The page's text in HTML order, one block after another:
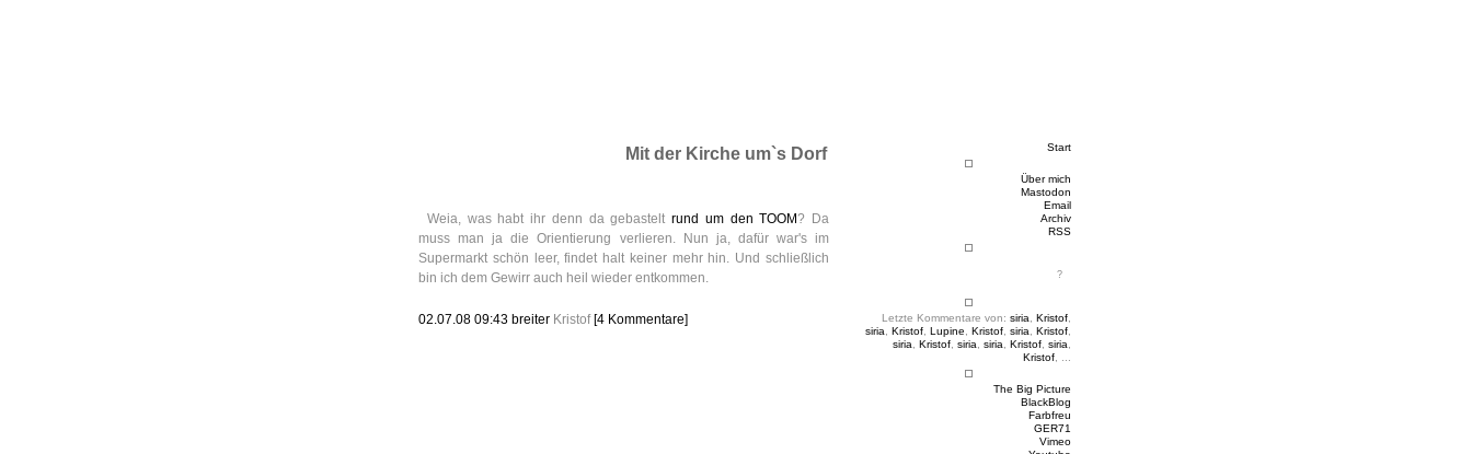
Start
Über mich
Mastodon
Email
Archiv
RSS
Letzte Kommentare von: siria Kristof
siria
Kristof Lupine Kristof siria Kristof
siria
Kristof siria siria Kristof siria
Kristof
The Big Picture
BlackBlog
Farbfreu
GER71
Vimeo
Mit der Kirche um`s Dorf
Weia, was habt ihr denn da gebasteltrund um den TOOM? Da
muss man ja die Orientierung verlieren. Nun ja, dafür war's im
Supermarkt schön leer, findet halt keiner mehr hin. Und schließlich
bin ich dem Gewirr auch heil wieder entkommen.
02.07.08 09:43 breiter Kristof [4 Kommentare]